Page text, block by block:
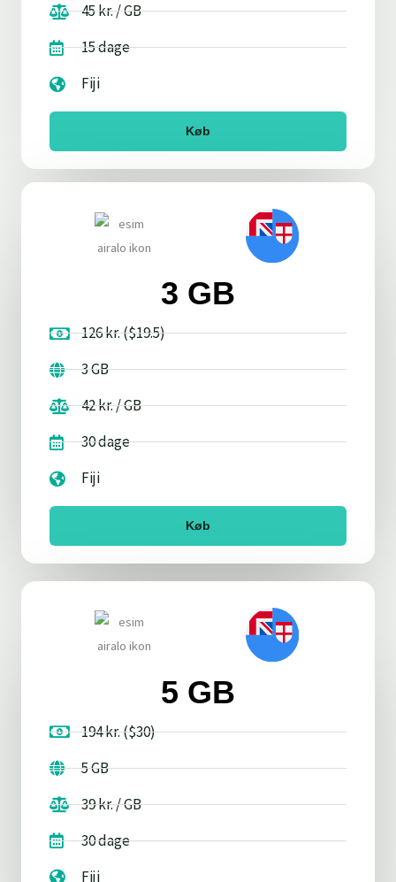
45 kr. / GB
15 dage
Fiji
Køb
3 GB
126 kr. ($19.5)
3 GB
42 kr. / GB
30 dage
Fiji
Køb
5 GB
194 kr. ($30)
5 GB
39 kr. / GB
30 dage
Fiji